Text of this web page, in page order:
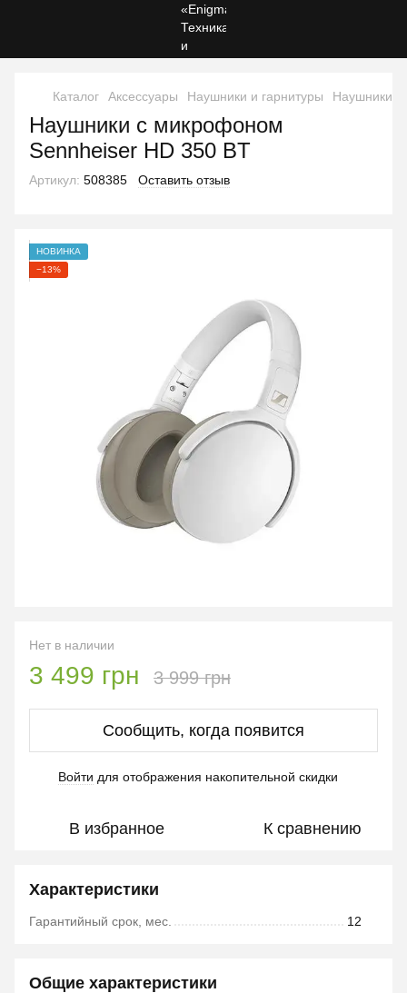
Каталог Аксессуары Наушники и гарнитуры Наушники и
Наушники с микрофоном
Sennheiser HD 350 BT
Артикул: 508385 Оставить отзыв
НОВИНКА
−13%
Нет в наличии
3 499 грн 3 999 грн
Сообщить, когда появится
Войти для отображения накопительной скидки
В избранное К сравнению
Характеристики
Гарантийный срок, мес. 12
Общие характеристики